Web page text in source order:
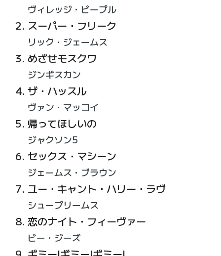
ヴィレッジ・ピープル
スーパー・フリーク
リック・ジェームス
めざせモスクワ
ジンギスカン
ザ・ハッスル
ヴァン・マッコイ
帰ってほしいの
ジャクソン5
セックス・マシーン
ジェームス・ブラウン
ユー・キャント・ハリー・ラヴ
シュープリームス
恋のナイト・フィーヴァー
ビー・ジーズ